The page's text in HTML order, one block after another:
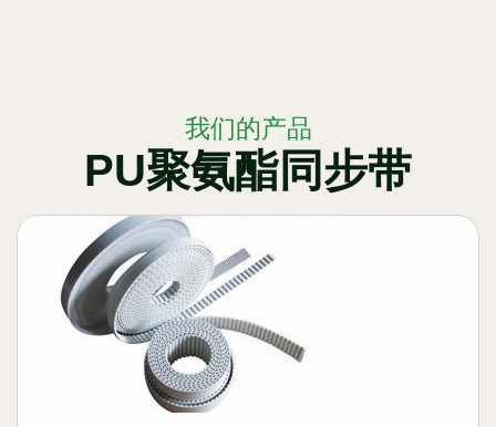
我们的产品
PU聚氨酯同步带